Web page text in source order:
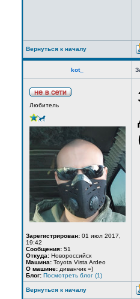
Вернуться к началу
kot_
Любитель
Зарегистрирован: 01 июл 2017,
19:42
Сообщения: 51
Откуда: Новороссийск
Машина: Toyota Vista Ardeo
О машине: диванчик =)
Блог: Посмотреть блог (1)
Вернуться к началу